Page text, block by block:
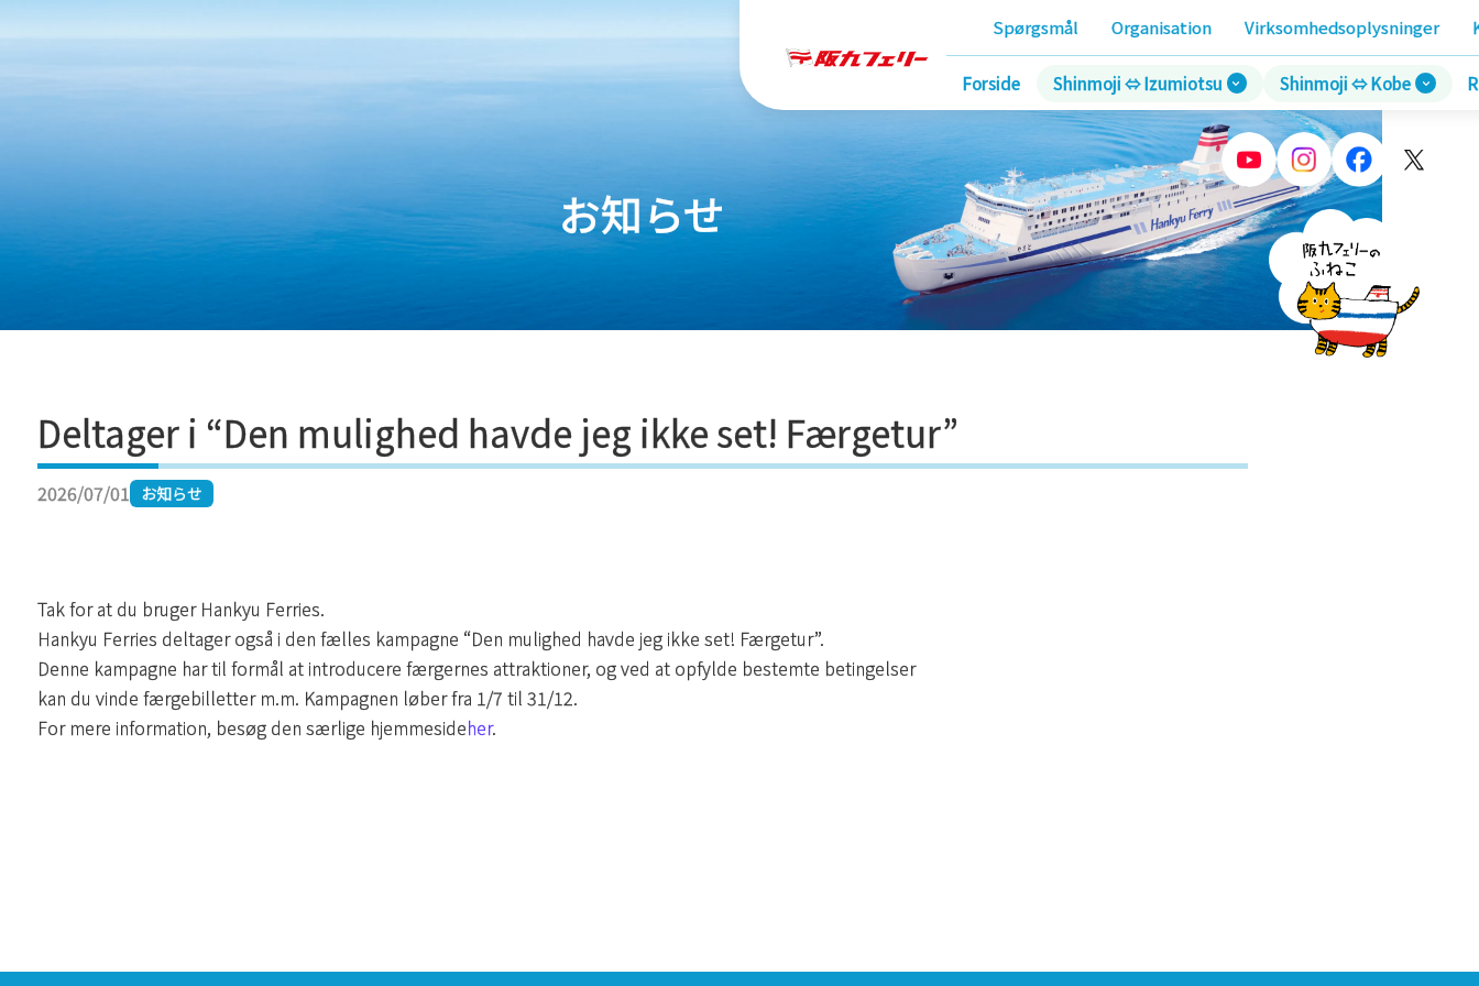
Spørgsmål Organisation Virksomhedsoplysninger
Forside Shinmoji ⇔ Izumiotsu Shinmoji ⇔ Kobe
お知らせ
Deltager i “Den mulighed havde jeg ikke set! Færgetur”
2026/07/01 お知らせ
Tak for at du bruger Hankyu Ferries.
Hankyu Ferries deltager også i den fælles kampagne “Den mulighed havde jeg ikke set! Færgetur”.
Denne kampagne har til formål at introducere færgernes attraktioner, og ved at opfylde bestemte betingelser
kan du vinde færgebilletter m.m. Kampagnen løber fra 1/7 til 31/12.
For mere information, besøg den særlige hjemmesideher.